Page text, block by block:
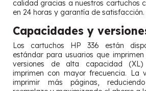
calidad gracias a nuestros cartuchos
en 24 horas y garantía de satisfacción.
Capacidades y
Los cartuchos HP 336 están
estándar para usuarios que
versiones de alta capacidad
imprimen con mayor frecuencia. La
imprimir más páginas,